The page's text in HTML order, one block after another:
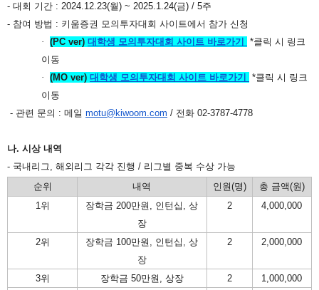
- 대회 기간 : 2024.12.23(월) ~ 2025.1.24(금) / 5주
- 참여 방법 : 키움증권 모의투자대회 사이트에서 참가 신청
· (PC ver) 대학생 모의투자대회 사이트 바로가기 *클릭 시 링크
이동
· (MO ver) 대학생 모의투자대회 사이트 바로가기 *클릭 시 링크
이동
- 관련 문의 : 메일 motu@kiwoom.com / 전화 02-3787-4778
나. 시상 내역
- 국내리그, 해외리그 각각 진행 / 리그별 중복 수상 가능
순위
내역 인원(명) 총 금액(원)
1위 장학금200만원 , 인턴십 ,상
장
2 4,000,000
2위 장학금 100만원 , 인턴십 ,상
장
2 2,000,000
3위 장학금 50만원 , 상장 2
1,000,000